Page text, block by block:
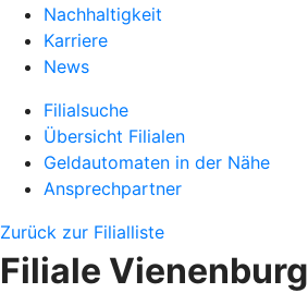
Nachhaltigkeit
Karriere
News
Filialsuche
Übersicht Filialen
Geldautomaten in der Nähe
Ansprechpartner
Zurück zur Filialliste
Filiale Vienenburg